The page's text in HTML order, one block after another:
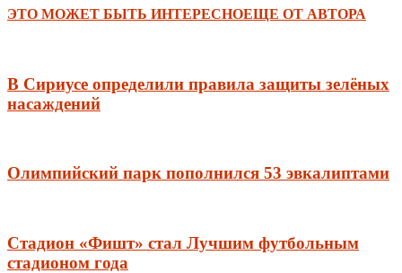
ЭТО МОЖЕТ БЫТЬ ИНТЕРЕСНОЕЩЕ ОТ АВТОРА
В Сириусе определили правила защиты зелёных
насаждений
Олимпийский парк пополнился 53 эвкалиптами
Стадион «Фишт» стал Лучшим футбольным
стадионом года